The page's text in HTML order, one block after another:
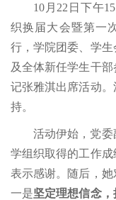
10月22日下午
织换届大会暨第一
行，学院团委、学
及全体新任学生干
记张雅淇出席活动
持。
活动伊始，党委
学组织取得的工作
表示感谢。随后，她
一是坚定理想信念，